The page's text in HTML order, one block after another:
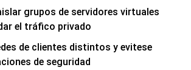
grupos de servidores virtuales
el tráfico privado
de clientes distintos y evitese
de seguridad